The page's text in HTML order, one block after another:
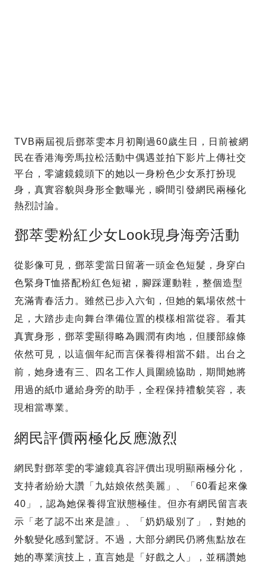
TVB兩屆視后鄧萃雯本月初剛過60歲生日，日前被網
民在香港海旁馬拉松活動中偶遇並拍下影片上傳社交
平台，零濾鏡鏡頭下的她以一身粉色少女系打扮現
身，真實容貌與身形全數曝光，瞬間引發網民兩極化
熱烈討論。
鄧萃雯粉紅少女Look現身海旁活動
從影像可見，鄧萃雯當日留著一頭金色短髮，身穿白
色緊身T恤搭配粉紅色短裙，腳踩運動鞋，整個造型
充滿青春活力。雖然已步入六旬，但她的氣場依然十
足，大踏步走向舞台準備位置的模樣相當從容。看其
真實身形，鄧萃雯顯得略為圓潤有肉地，但腰部線條
依然可見，以這個年紀而言保養得相當不錯。出台之
前，她身邊有三、四名工作人員圍繞協助，期間她將
用過的紙巾遞給身旁的助手，全程保持禮貌笑容，表
現相當專業。
網民評價兩極化反應激烈
網民對鄧萃雯的零濾鏡真容評價出現明顯兩極分化，
支持者紛紛大讚「九姑娘依然美麗」、「60看起來像
40」，認為她保養得宜狀態極佳。但亦有網民留言表
示「老了認不出來是誰」、「奶奶級別了」，對她的
外貌變化感到驚訝。不過，大部分網民仍將焦點放在
她的專業演技上，直言她是「好戲之人」，並稱讚她